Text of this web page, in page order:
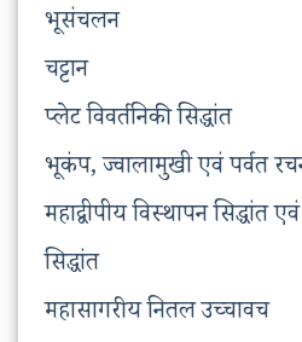
भूसंचलन
चट्टान
प्लेट विवर्तनिकी सिद्धांत
भूकंप, ज्वालामुखी एवं पर्वत
महाद्वीपीय विस्थापन सिद्धांत
सिद्धांत
महासागरीय नितल उच्चावच